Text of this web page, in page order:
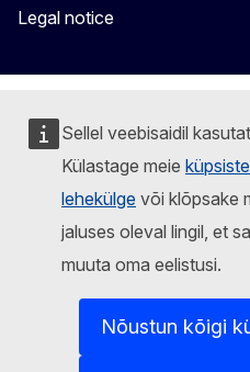
Sellel veebisaidil
Külastage meie
lehekülge või klõpsake
jaluses oleval lingil, et
muuta oma eelistusi.
Nõustun kõigi
Legal notice